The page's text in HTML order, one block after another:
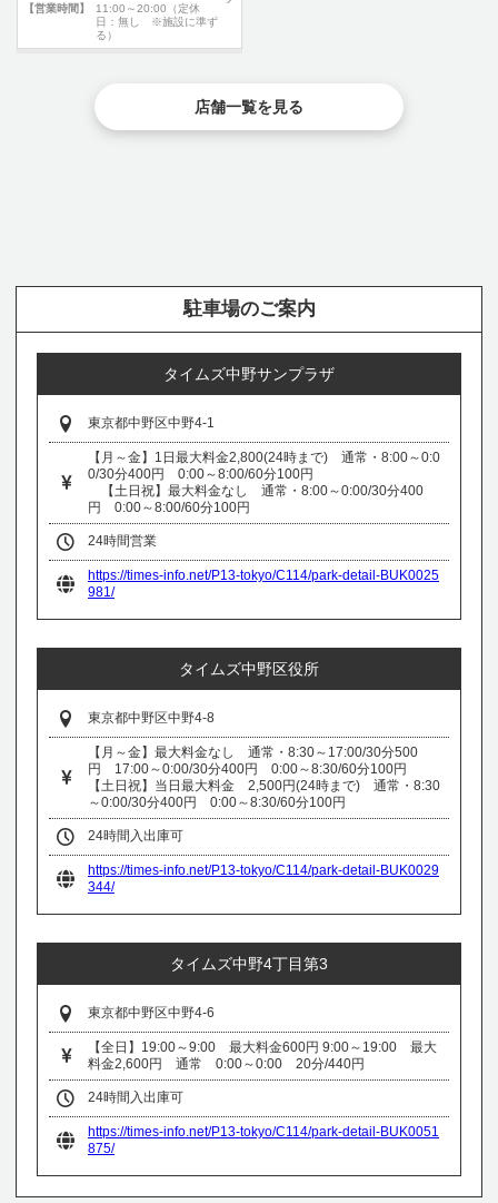
【営業時間】
11:00～20:00（定休
日：無し ※施設に準ず
る）
店舗一覧を見る
駐車場のご案内
タイムズ中野サンプラザ
東京都中野区中野4-1
【月～金】1日最大料金2,800(24時まで) 通常・8:00～0:0
0/30分400円 0:00～8:00/60分100円
【土日祝】最大料金なし 通常・8:00～0:00/30分400
円 0:00～8:00/60分100円
24時間営業
https://times-info.net/P13-tokyo/C114/park-detail-BUK0025
981/
タイムズ中野区役所
東京都中野区中野4-8
【月～金】最大料金なし 通常・8:30～17:00/30分500
円 17:00～0:00/30分400円 0:00～8:30/60分100円
【土日祝】当日最大料金 2,500円(24時まで) 通常・8:30
～0:00/30分400円 0:00～8:30/60分100円
24時間入出庫可
https://times-info.net/P13-tokyo/C114/park-detail-BUK0029
344/
タイムズ中野4丁目第3
東京都中野区中野4-6
【全日】19:00～9:00 最大料金600円 9:00～19:00 最大
料金2,600円 通常 0:00～0:00 20分/440円
24時間入出庫可
https://times-info.net/P13-tokyo/C114/park-detail-BUK0051
875/